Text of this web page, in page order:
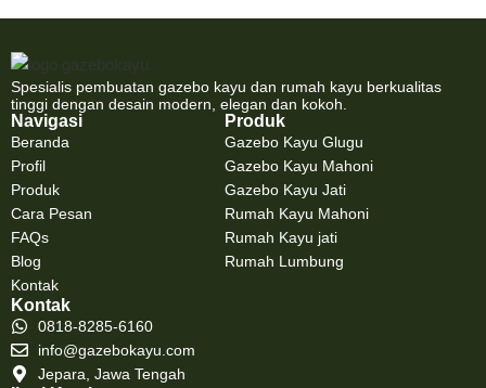
Spesialis pembuatan gazebo kayu dan rumah kayu berkualitas
tinggi dengan desain modern, elegan dan kokoh.
Navigasi
Beranda
Profil
Produk
Cara Pesan
FAQs
Blog
Kontak
Produk
Gazebo Kayu Glugu
Gazebo Kayu Mahoni
Gazebo Kayu Jati
Rumah Kayu Mahoni
Rumah Kayu jati
Rumah Lumbung
Kontak
0818-8285-6160
info@gazebokayu.com
Jepara, Jawa Tengah